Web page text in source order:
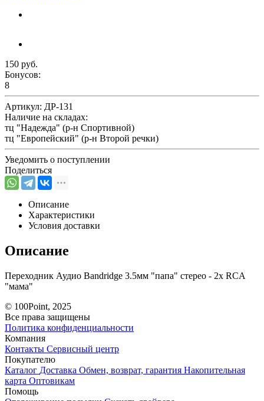
150 руб.
Бонусов:
8
Артикул: ДР-131
Наличие на складах:
тц "Надежда" (р-н Спортивной)
тц "Европейский" (р-н Второй речки)
Уведомить о поступлении
Поделиться
Описание
Характеристики
Условия доставки
Описание
Переходник Аудио Bandridge 3.5мм "папа" стерео - 2x RCA
"мама"
© 100Point, 2025
Все права защищены
Политика конфиденциальности
Компания
Контакты Сервисный центр
Покупателю
Каталог Доставка Обмен, возврат, гарантия Накопительная
карта Оптовикам
Помощь